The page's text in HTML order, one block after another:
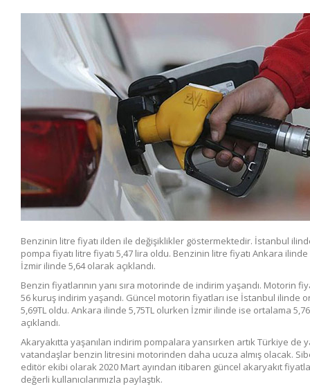
Benzinin litre fiyatı ilden ile değişiklikler göstermektedir. İstanbul
pompa fiyatı litre fiyatı 5,47 lira oldu. Benzinin litre fiyatı Ankara
İzmir ilinde 5,64 olarak açıklandı.
Benzin fiyatlarının yanı sıra motorinde de indirim yaşandı. Motorin
56 kuruş indirim yaşandı. Güncel motorin fiyatları ise İstanbul ilinde
5,69TL oldu. Ankara ilinde 5,75TL olurken İzmir ilinde ise ortalama
açıklandı.
Akaryakıtta yaşanılan indirim pompalara yansırken artık Türkiye de
vatandaşlar benzin litresini motorinden daha ucuza almış olacak.
editör ekibi olarak 2020 Mart ayından itibaren güncel akaryakıt
değerli kullanıcılarımızla paylaştık.